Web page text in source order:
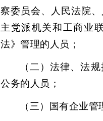
察委员会、人民法院
主党派机关和工商业
法》管理的人员；
（二）法律、法
公务的人员；
（三）国有企业管